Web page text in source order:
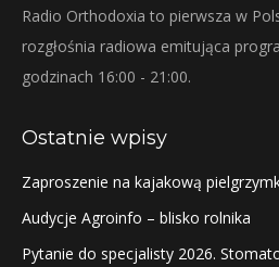
Radio Orthodoxia to pierwsza w
rozgłośnia radiowa emitująca
godzinach 16:00 - 21:00.
Ostatnie wpisy
Zaproszenie na kajakową
Audycje Agroinfo – blisko rolnika
Pytanie do specjalisty 2026.